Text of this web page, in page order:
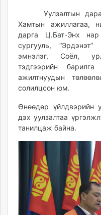
Уулзалтын дараа
Хамтын ажиллагаа,
дарга Ц.Бат-Энх нар
сургууль,
эмнэлэг, Соёл,
тэдгээрийн
ажилтнуудын
солилцсон юм.
Өнөөдөр үйлдвэрийн
дэх уулзалтаа
танилцаж байна.